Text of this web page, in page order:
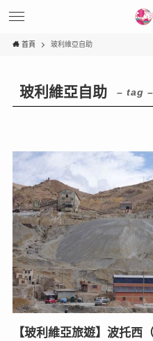
首頁 玻利維亞自助
玻利維亞自助 – tag –
【玻利維亞旅遊】波托